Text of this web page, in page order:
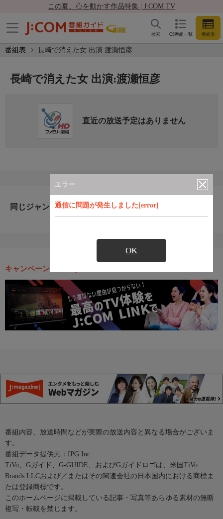
この夏、心を動かす作品特集 | J:COM TV
CS番組一覧 番組表
検索
番組表 長崎で消えた女 出演:渡瀬恒彦
エラー
通信に問題が発生しました[error]
OK
長崎で消えた女 出演:渡瀬恒彦
直近の放送予定はありません
同じジャンルのおすすめ番組
キャンペーン・お得な情報
番組内容、放送時間などが実際の放送内容と異なる場合がございま
す。
番組データ提供元：IPG Inc.
TiVo、Gガイド、G-GUIDE、およびGガイドロゴは、米国TiVo
Brands LLCおよび／またはその関連会社の日本国内における商標ま
たは登録商標です。
このホームページに掲載している記事・写真等あらゆる素材の無断
複写・転載を禁じます。